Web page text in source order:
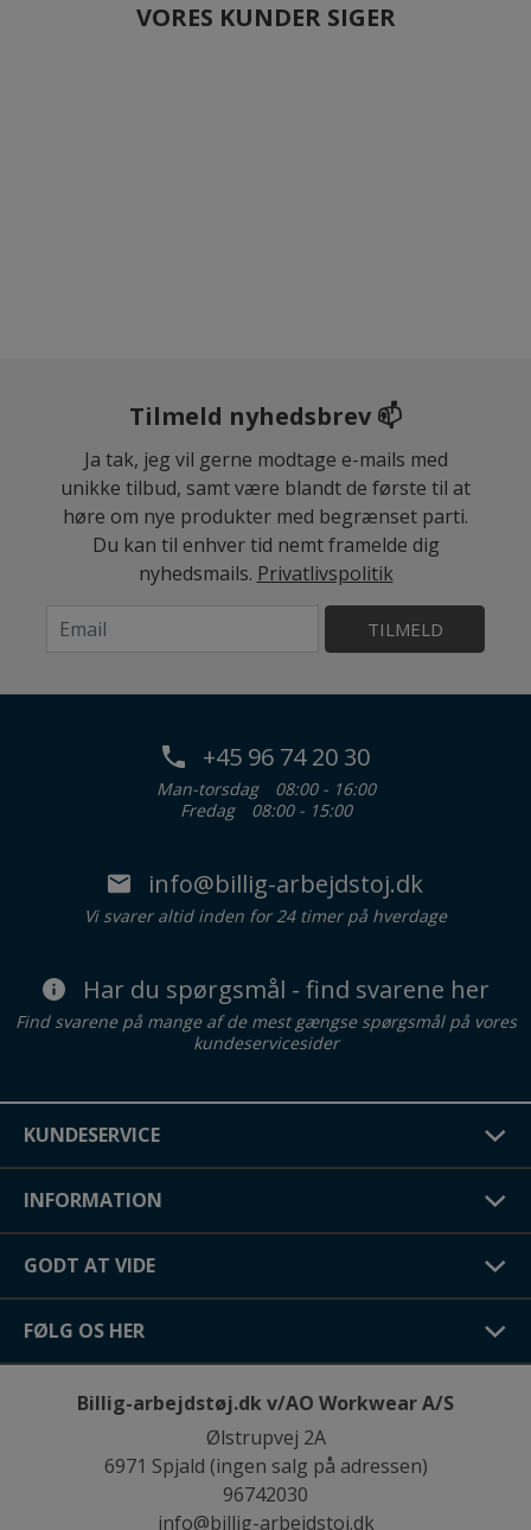
VORES KUNDER SIGER
Tilmeld nyhedsbrev 📫
Ja tak, jeg vil gerne modtage e-mails med
unikke tilbud, samt være blandt de første til at
høre om nye produkter med begrænset parti.
Du kan til enhver tid nemt framelde dig
nyhedsmails. Privatlivspolitik
TILMELD
+45 96 74 20 30
Man-torsdag
08:00 - 16:00
Fredag
08:00 - 15:00
info@billig-arbejdstoj.dk
Vi svarer altid inden for 24 timer på hverdage
Har du spørgsmål - find svarene her
Find svarene på mange af de mest gængse spørgsmål på vores
kundeservicesider
KUNDESERVICE
INFORMATION
GODT AT VIDE
FØLG OS HER
Billig-arbejdstøj.dk v/AO Workwear A/S
Ølstrupvej 2A
6971 Spjald (ingen salg på adressen)
96742030
info@billig-arbejdstoj.dk